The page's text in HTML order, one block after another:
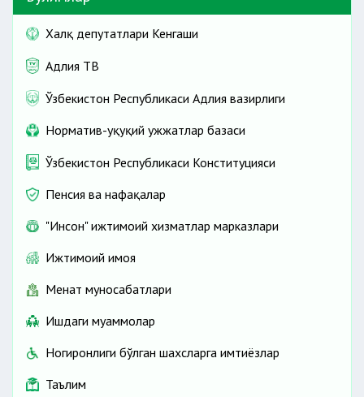
3 ойлик эҳтиёждан
келиб чиқиб дори воситаларининг 50
фоизигача бўлган суммаси компенсация
Халқ депутатлари Кенгаши
Адлия ТВ
Ўзбекистон Республикаси Адлия вазирлиги
Норматив-ҳуқуқий ҳужжатлар базаси
Ўзбекистон Республикаси Конституцияси
Пенсия ва нафақалар
"Инсон" ижтимоий хизматлар марказлари
Ижтимоий ҳимоя
Меҳнат муносабатлари
Ишдаги муаммолар
Ногиронлиги бўлган шахсларга имтиёзлар
Таълим